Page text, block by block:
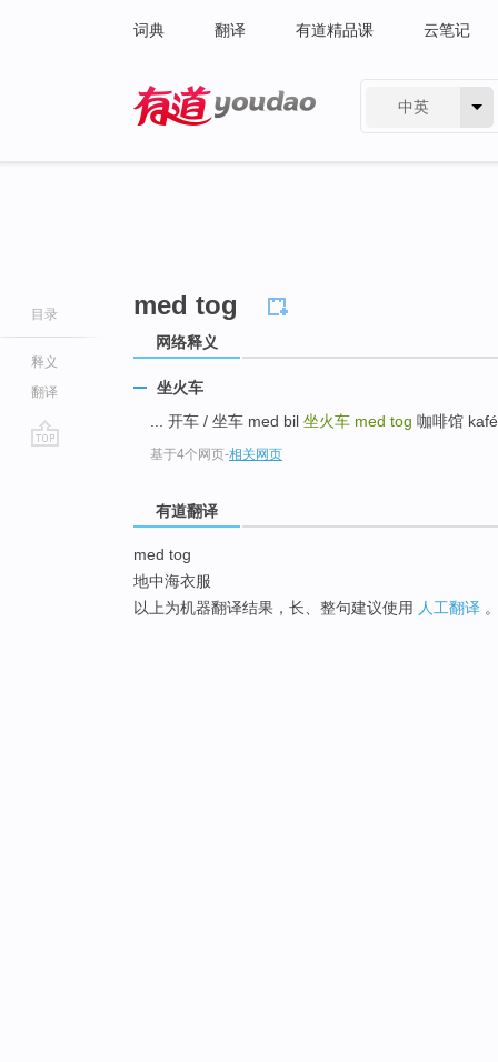
词典 翻译 有道精品课 云笔记
中英
目录
释义
翻译
med tog
网络释义
坐火车
... 开车 / 坐车 med bil 坐火车 med tog 咖啡馆
基于4个网页-相关网页
有道翻译
med tog
地中海衣服
以上为机器翻译结果，长、整句建议使用 人工翻译